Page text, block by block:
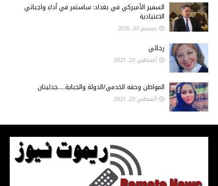
السفير الأميركي في بغداد: ساستمر في أداءِ واجباتي
الاعتيادية
ديسمبر 03, 2020
رجائي
أغسطس 23, 2021
المواطن وحقه الخدمي/الدولة والجباية.....جدليتان
أغسطس 23, 2021